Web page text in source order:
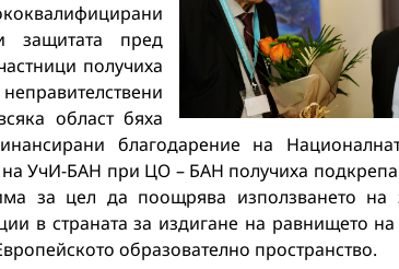
защитата пред
получиха
област бяха
благодарение на
на УчИ-БАН при ЦО – БАН получиха
за цел да поощрява използването на
в страната за издигане на равнището
образователно пространство.